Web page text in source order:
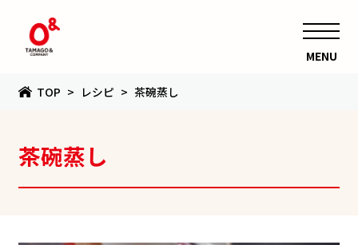
MENU
TOP レシピ 茶碗蒸し
茶碗蒸し